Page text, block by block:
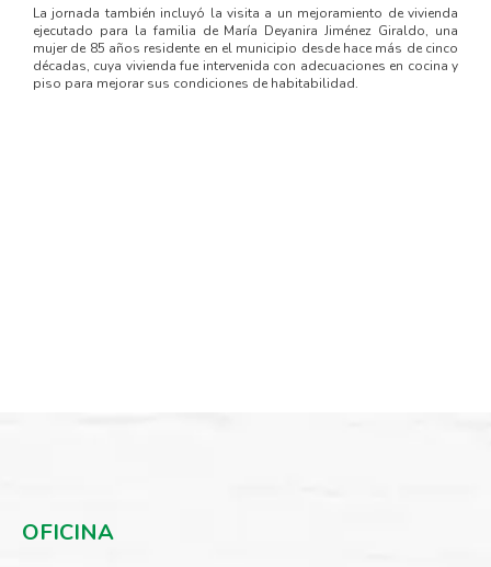
La jornada también incluyó la visita a un mejoramiento de vivienda
ejecutado para la familia de María Deyanira Jiménez Giraldo, una
mujer de 85 años residente en el municipio desde hace más de cinco
décadas, cuya vivienda fue intervenida con adecuaciones en cocina y
piso para mejorar sus condiciones de habitabilidad.
OFICINA